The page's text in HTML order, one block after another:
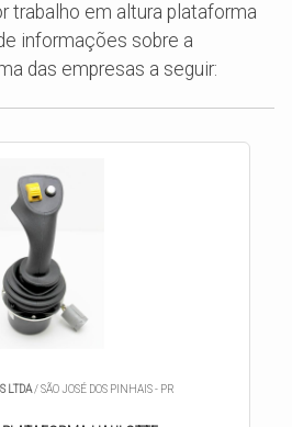
trabalho em altura plataforma
informações sobre a
das empresas a seguir:
LTDA/ SÃO JOSÉ DOS PINHAIS - PR